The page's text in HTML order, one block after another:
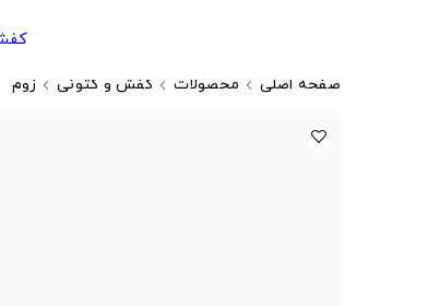
صفحه اصلی محصولات کفش و کتونی
زوم